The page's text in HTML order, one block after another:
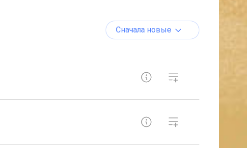
Сначала новые